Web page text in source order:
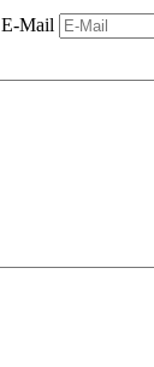
E-Mail